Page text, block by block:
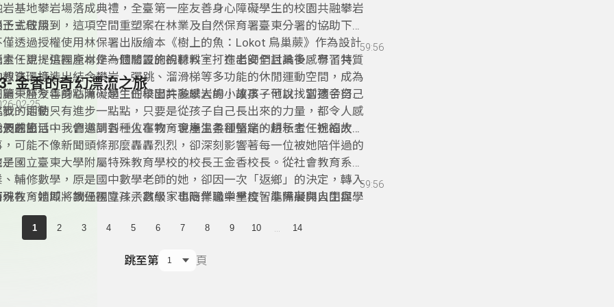
岩基地攀岩場落成典禮，全臺第一座友善身心障礙學生的校園共融攀岩
正式啟用。
予主任談到，這項空間重塑案在林業及自然保育署臺東分署的協助下，
僅透過授權使用林保署出版繪本《樹上的魚：Lokot 鳥巢蕨》作為設計
素，更提供國產材作為體驗設施的材料，打造出安全且具多感學習特質
教育環境。
主任說，這裡原本是一個閒置的視聽教室，在老師們討論後，有了共同
想法，打造出結合攀岩、彈跳、溜滑梯等多功能的休閒運動空間，成為
第一座友善身心障礙學生的校園共融攀岩場，讓孩子可以找到適合自己
戰的活動。
顧東特今年的點滴，趙主任舉出許多感人的小故事。他說，當孩子努力
步，即使只有進步一點點，只要是從孩子自己長出來的力量，都令人感
及感恩。
們在生活中，會遇到各種人事物，會產生各種情緒，趙予主任祝福大
，在新的一年，不管是遇到開心的不開心的任何事，都可以用更包容、
感恩的心來看待，相信明天會更好。
59:56
金香的奇幻漂流之旅
02-25
天的節目，我們邀請到一位在教育現場溫柔卻堅定的耕耘者。她的故
，可能不像新聞頭條那麼轟轟烈烈，卻深刻影響著每一位被她陪伴過的
。
是國立臺東大學附屬特殊教育學校的校長王金香校長。從社會教育系畢
、輔修數學，原是國中數學老師的她，卻因一次「返鄉」的決定，轉入
殊教育領域。教過視障孩子數學，也陪伴過中重度智能障礙與自閉症學
學習生活技能，她的教育歷程，是一段跨越限制、回應需要、勇敢轉場
旅程。
現在，她即將調任國立斗六高級家事商業職業學校，準備展開人生與教
新篇章。
59:56
1 2 3 4 5 6 7 8 9 10 14
跳至第 頁